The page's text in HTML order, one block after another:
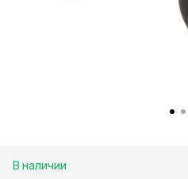
В наличии